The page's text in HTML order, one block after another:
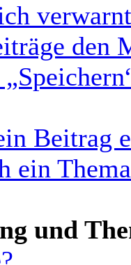
den
Beitrag
ein
und